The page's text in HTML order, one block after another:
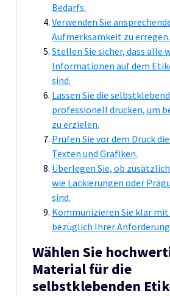
Bedarfs.
Verwenden Sie
Aufmerksamkeit zu erregen.
Stellen Sie sicher, dass alle
Informationen auf dem
sind.
Lassen Sie die
professionell drucken, um
zu erzielen.
Prüfen Sie vor dem Druck
Texten und Grafiken.
Überlegen Sie, ob
wie Lackierungen oder
sind.
Kommunizieren Sie klar mit
bezüglich Ihrer
Wählen Sie
Material für die
selbstklebenden